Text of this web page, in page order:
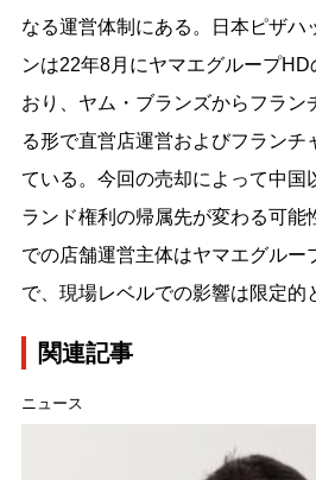
なる運営体制にある。日本ピザハ
ンは22年8月にヤマエグループ
おり、ヤム・ブランズからフラン
る形で直営店運営およびフランチ
ている。今回の売却によって中国
ランド権利の帰属先が変わる可能
での店舗運営主体はヤマエグルー
で、現場レベルでの影響は限定的
関連記事
ニュース